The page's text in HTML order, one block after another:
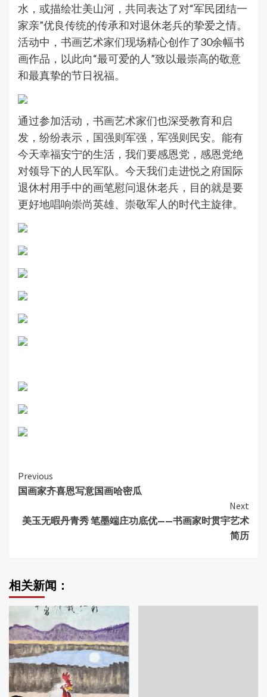
水，或描绘壮美山河，共同表达了对“军民团结一
家亲”优良传统的传承和对退休老兵的挚爱之情。
活动中，书画艺术家们现场精心创作了30余幅书
画作品，以此向“最可爱的人”致以最崇高的敬意
和最真挚的节日祝福。
通过参加活动，书画艺术家们也深受教育和启
发，纷纷表示，国强则军强，军强则民安。能有
今天幸福安宁的生活，我们要感恩党，感恩党绝
对领导下的人民军队。今天我们走进悦之府国际
退休村用手中的画笔慰问退休老兵，目的就是要
更好地唱响崇尚英雄、崇敬军人的时代主旋律。
Continue
Reading
Previous
国画家齐喜恩写意国画哈密瓜
Next
美玉无暇丹青秀 笔墨端庄功底优——书画家时贯宇艺术
简历
相关新闻：